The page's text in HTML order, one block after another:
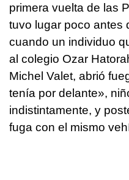
primera vuelta de las
tuvo lugar poco antes
cuando un individuo
al colegio Ozar
Michel Valet, abrió
tenía por delante»,
indistintamente, y
fuga con el mismo